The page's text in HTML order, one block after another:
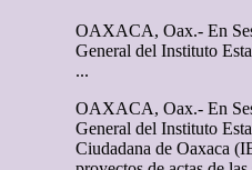
OAXACA, Oax.- En
General del Instituto
...
OAXACA, Oax.- En
General del Instituto
Ciudadana de Oaxaca